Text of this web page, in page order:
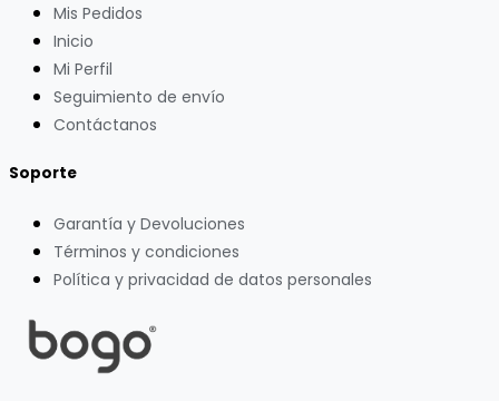
Mis Pedidos
Inicio
Mi Perfil
Seguimiento de envío
Contáctanos
Soporte
Garantía y Devoluciones
Términos y condiciones
Política y privacidad de datos personales